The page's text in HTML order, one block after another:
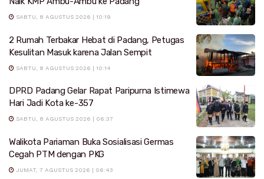
SABTU, 8 AGUSTUS 2026 | 10:19
2 Rumah Terbakar Hebat di Padang, Petugas
Kesulitan Masuk karena Jalan Sempit
SABTU, 8 AGUSTUS 2026 | 10:14
DPRD Padang Gelar Rapat Paripurna Istimewa
Hari Jadi Kota ke-357
SABTU, 8 AGUSTUS 2026 | 06:37
Walikota Pariaman Buka Sosialisasi Germas
Cegah PTM dengan PKG
JUMAT, 7 AGUSTUS 2026 | 06:43